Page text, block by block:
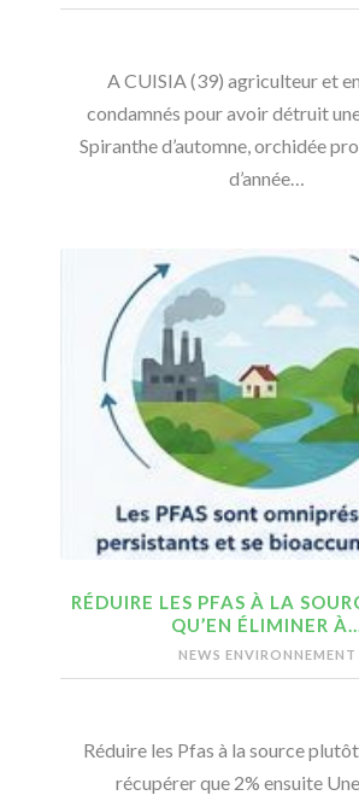
A CUISIA (39) agriculteur et
condamnés pour avoir détruit
Spiranthe d’automne, orchidée
d’année…
RÉDUIRE LES PFAS À LA
QU’EN ÉLIMINER
NEWS ENVIRONNEMENT
Réduire les Pfas à la source plutôt
récupérer que 2% ensuite